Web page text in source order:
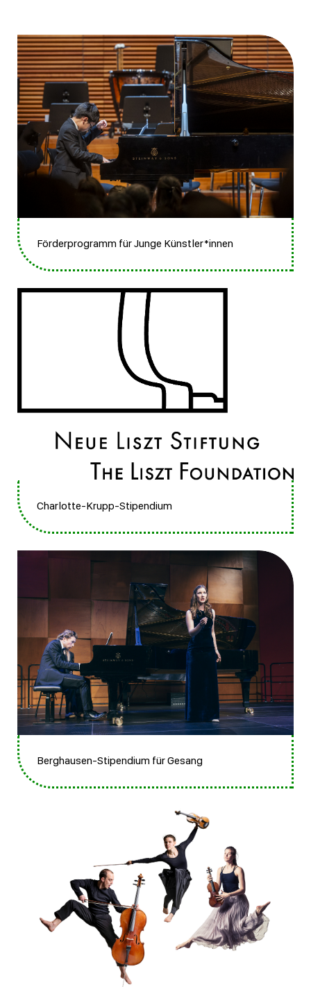
Förderprogramm für Junge Künstler*innen
Charlotte-Krupp-Stipendium
Berghausen-Stipendium für Gesang